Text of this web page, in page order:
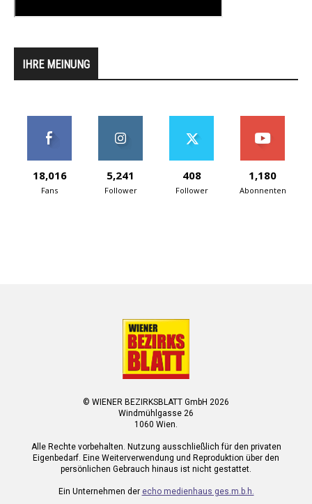
IHRE MEINUNG
18,016
Fans
5,241
Follower
408
Follower
1,180
Abonnenten
© WIENER BEZIRKSBLATT GmbH 2026
Windmühlgasse 26
1060 Wien.
Alle Rechte vorbehalten. Nutzung ausschließlich für den privaten
Eigenbedarf. Eine Weiterverwendung und Reproduktion über den
persönlichen Gebrauch hinaus ist nicht gestattet.
Ein Unternehmen der echo medienhaus ges.m.b.h.